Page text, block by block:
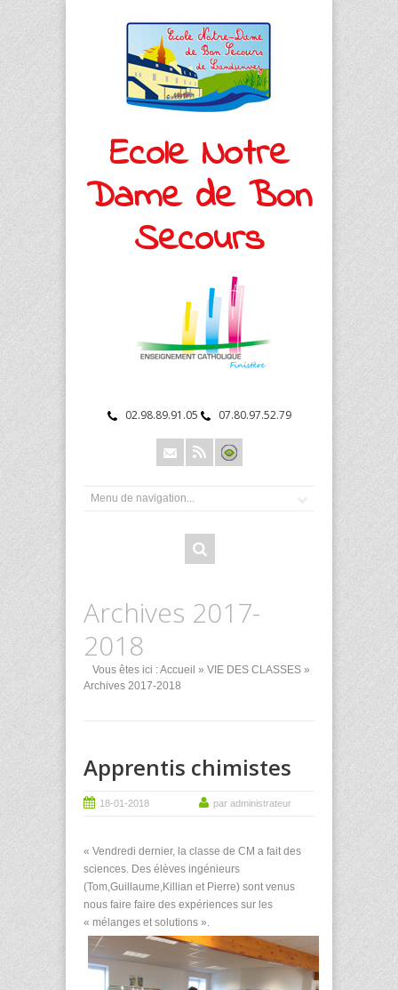
Ecole Notre
Dame de Bon
Secours
02.98.89.91.05 07.80.97.52.79
Archives 2017-
2018
Vous êtes ici :Accueil » VIE DES CLASSES »
Archives 2017-2018
Apprentis chimistes
18-01-2018 par administrateur
« Vendredi dernier, la classe de CM a fait des
sciences. Des élèves ingénieurs
(Tom,Guillaume,Killian et Pierre) sont venus
nous faire faire des expériences sur les
« mélanges et solutions ».